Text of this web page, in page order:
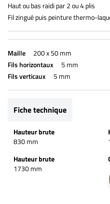
Haut ou bas raidi par 2 ou 4 plis
Fil zingué puis peinture thermo-
Maille
200 x 50 mm
Fils horizontaux
5 mm
Fils verticaux
5 mm
Fiche technique
Hauteur brute
830 mm
Hauteur brute
1730 mm